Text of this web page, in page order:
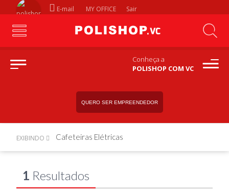
E-mail MY OFFICE Sair
Conheça a
POLISHOP COM VC
QUERO SER EMPREENDEDOR
EXIBINDO Cafeteiras Elétricas
1 Resultados